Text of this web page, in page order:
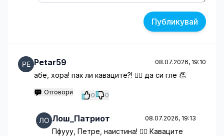
Публикувай
Petar59 08.07.2026, 19:10
абе, хора! пак ли каваците?! 🤦‍♂️ да си гле 👏
Отговори 0 0
Лош_Патриот 08.07.2026, 19:13
Пфууу, Петре, наистина! 🤦‍♂️ Каваците